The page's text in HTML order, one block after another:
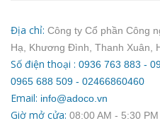
Địa chỉ: Công ty Cổ phần Công
Hạ, Khương Đình, Thanh Xuân,
Số điện thoại : 0936 763 883 -
0965 688 509 - 02466860460
Email: info@adoco.vn
Giờ mở cửa: 08:00 AM ‐ 5:30 PM